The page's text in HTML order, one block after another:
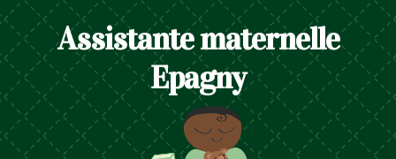
Assistante maternelle
Epagny